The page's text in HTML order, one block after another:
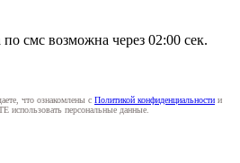
смс возможна через 02:00 сек.
что ознакомлены с Политикой конфиденциальности и
использовать персональные данные.